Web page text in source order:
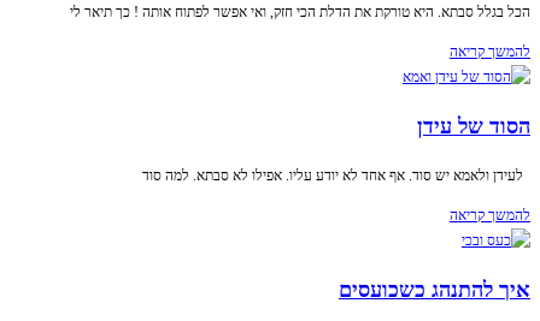
הכל בגלל סבתא. היא טורקת את הדלת הכי חזק, ואי אפשר לפתוח אותה ! כך תיאר לי
להמשך קריאה
הסוד של עידן
לעידן ולאמא יש סוד. אף אחד לא יודע עליו. אפילו לא סבתא. למה סוד
להמשך קריאה
איך להתנהג כשכועסים